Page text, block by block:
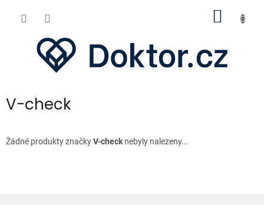
V-check
Žádné produkty značkyV-checknebyly nalezeny...